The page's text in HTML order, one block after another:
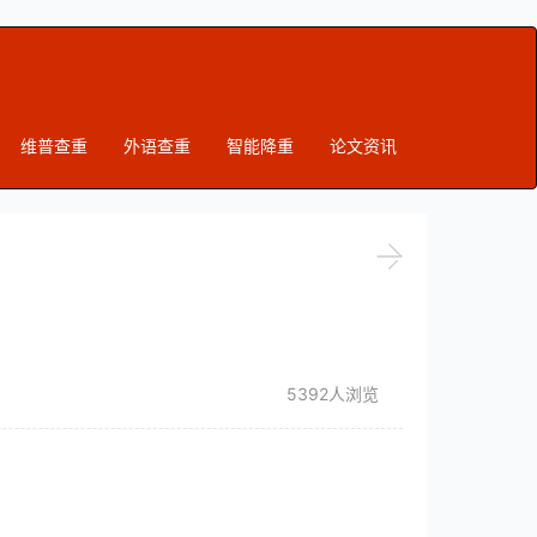
维普查重 外语查重 智能降重 论文资讯
5392人浏览